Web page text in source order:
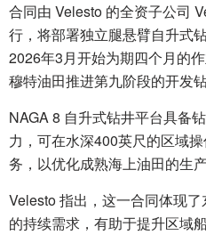
合同由 Velesto 的全资子公司
行，将部署独立腿悬臂自升式
2026年3月开始为期四个月的
穆特油田推进第九阶段的开发钻
NAGA 8 自升式钻井平台具备
力，可在水深400英尺的区域
务，以优化成熟海上油田的生产
Velesto 指出，这一合同体现
的持续需求，有助于提升区域